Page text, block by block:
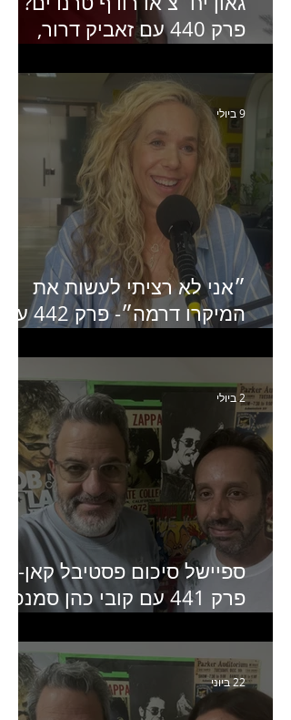
פרק 440 עם זאביק דרור,
ותקשורת
״אני לא רציתי לעשות את
המיקרו דרמה״- פרק 442 עם
של יד2
9 ביולי
ספיישל סיכום פסטיבל קאן-
פרק 441 עם קובי כהן
2 ביולי
22 ביוני